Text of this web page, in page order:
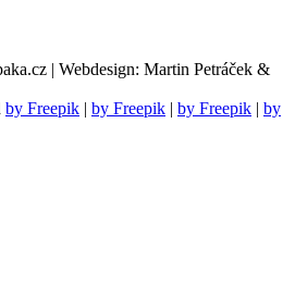
| Webdesign: Martin Petráček &
by Freepik | by Freepik | by Freepik | by